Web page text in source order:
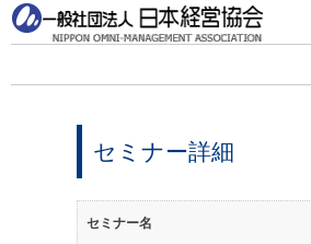
セミナー詳細
セミナー名